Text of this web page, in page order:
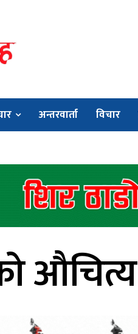
अन्तरवार्ता विचार
औचित्य